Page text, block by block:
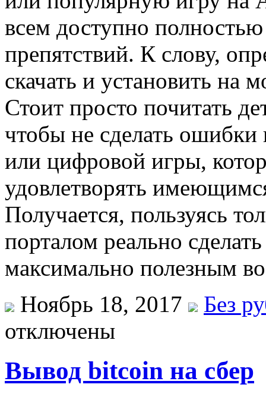
всем доступно
препятствий. К слову,
скачать и установить на
Стоит просто почитать
чтобы не сделать
или цифровой игры,
удовлетворять
Получается, пользуясь
порталом реально
максимально полезным
Ноябрь 18, 2017
Без
отключены
Вывод bitcoin на сбер